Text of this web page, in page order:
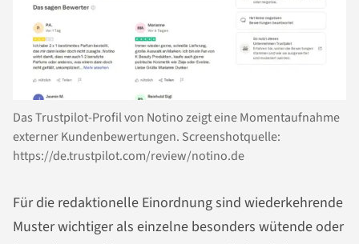
Das Trustpilot-Profil von Notino zeigt eine Momentaufnahme
externer Kundenbewertungen. Screenshotquelle:
https://de.trustpilot.com/review/notino.de
Für die redaktionelle Einordnung sind wiederkehrende
Muster wichtiger als einzelne besonders wütende oder